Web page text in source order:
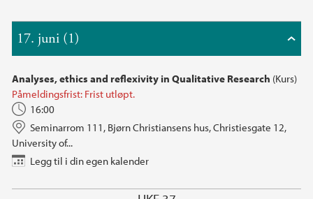
17. juni (1)
Analyses, ethics and reflexivity in Qualitative Research (Kurs)
Påmeldingsfrist: Frist utløpt.
16:00
Seminarrom 111, Bjørn Christiansens hus, Christiesgate 12,
University of...
Legg til i din egen kalender